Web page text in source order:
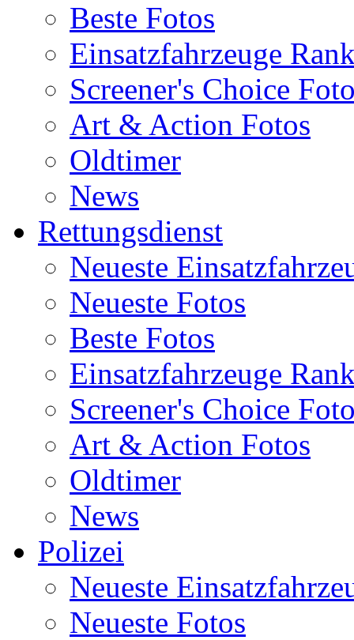
Beste Fotos
Einsatzfahrzeuge
Screener's Choice
Art & Action Fotos
Oldtimer
News
Rettungsdienst
Neueste
Neueste Fotos
Beste Fotos
Einsatzfahrzeuge
Screener's Choice
Art & Action Fotos
Oldtimer
News
Polizei
Neueste
Neueste Fotos